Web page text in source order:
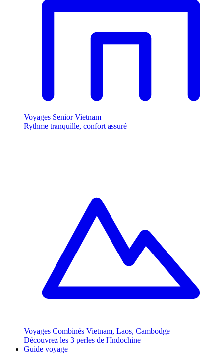
Voyages Senior Vietnam
Rythme tranquille, confort assuré
Voyages Combinés Vietnam, Laos, Cambodge
Découvrez les 3 perles de l'Indochine
Guide voyage